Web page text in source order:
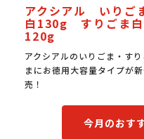
アクシアル いりご
白130g すりごま白
120g
アクシアルのいりごま・すり
まにお徳用大容量タイプが
売！
今月のおす